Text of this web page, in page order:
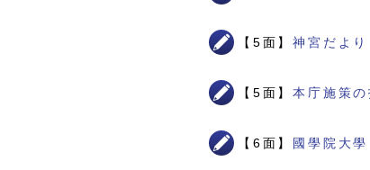
【5面】神宮だより
【5面】本庁施策
【6面】 國學院大